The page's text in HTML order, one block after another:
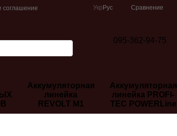
соглашение
Укр Рус Сравнение
095-362-94-75
Аккумуляторная
линейка
REVOLT М1
Аккумуляторная
линейка PROFI-
TEC POWERLine